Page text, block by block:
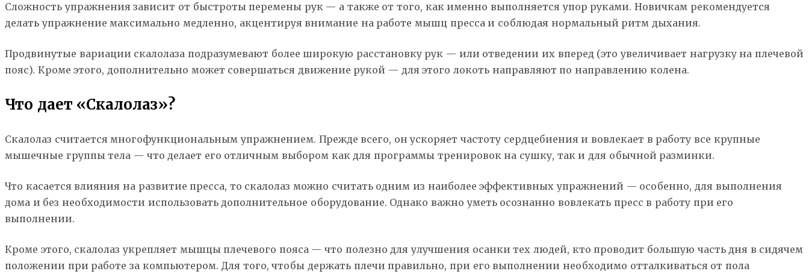
Сложность упражнения зависит от быстроты перемены рук — а также от того, как именно выполняется упор руками. Новичкам рекомендуется
делать упражнение максимально медленно, акцентируя внимание на работе мышц пресса и соблюдая нормальный ритм дыхания.
Продвинутые вариации скалолаза подразумевают более широкую расстановку рук — или отведении их вперед (это увеличивает нагрузку на плечевой
пояс). Кроме этого, дополнительно может совершаться движение рукой — для этого локоть направляют по направлению колена.
Что дает «Скалолаз»?
Скалолаз считается многофункциональным упражнением. Прежде всего, он ускоряет частоту сердцебиения и вовлекает в работу все крупные
мышечные группы тела — что делает его отличным выбором как для программы тренировок на сушку, так и для обычной разминки.
Что касается влияния на развитие пресса, то скалолаз можно считать одним из наиболее эффективных упражнений — особенно, для выполнения
дома и без необходимости использовать дополнительное оборудование. Однако важно уметь осознанно вовлекать пресс в работу при его
выполнении.
Кроме этого, скалолаз укрепляет мышцы плечевого пояса — что полезно для улучшения осанки тех людей, кто проводит большую часть дня в сидячем
положении при работе за компьютером. Для того, чтобы держать плечи правильно, при его выполнении необходимо отталкиваться от пола